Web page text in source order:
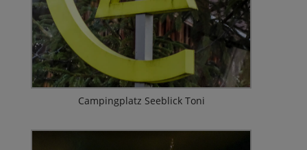
Campingplatz Seeblick Toni